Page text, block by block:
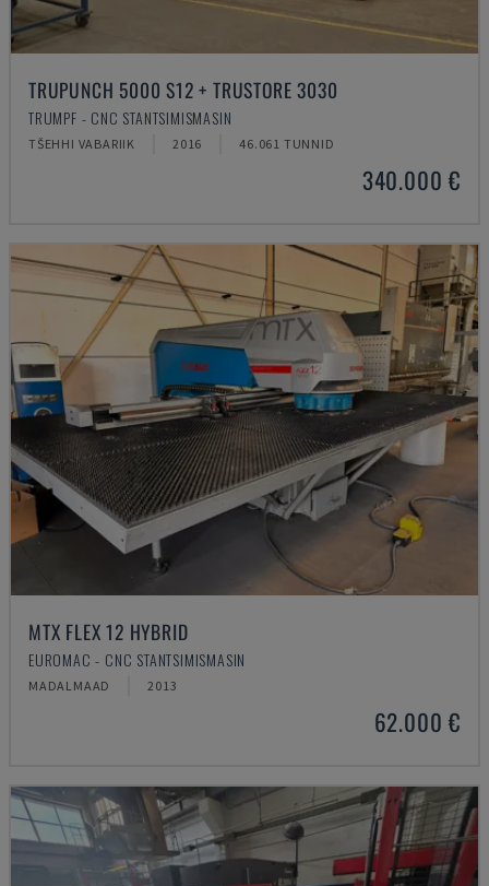
TRUPUNCH 5000 S12 + TRUSTORE 3030
TRUMPF - CNC STANTSIMISMASIN
TŠEHHI VABARIIK 2016 46.061 TUNNID
340.000 €
MTX FLEX 12 HYBRID
EUROMAC - CNC STANTSIMISMASIN
MADALMAAD 2013
62.000 €